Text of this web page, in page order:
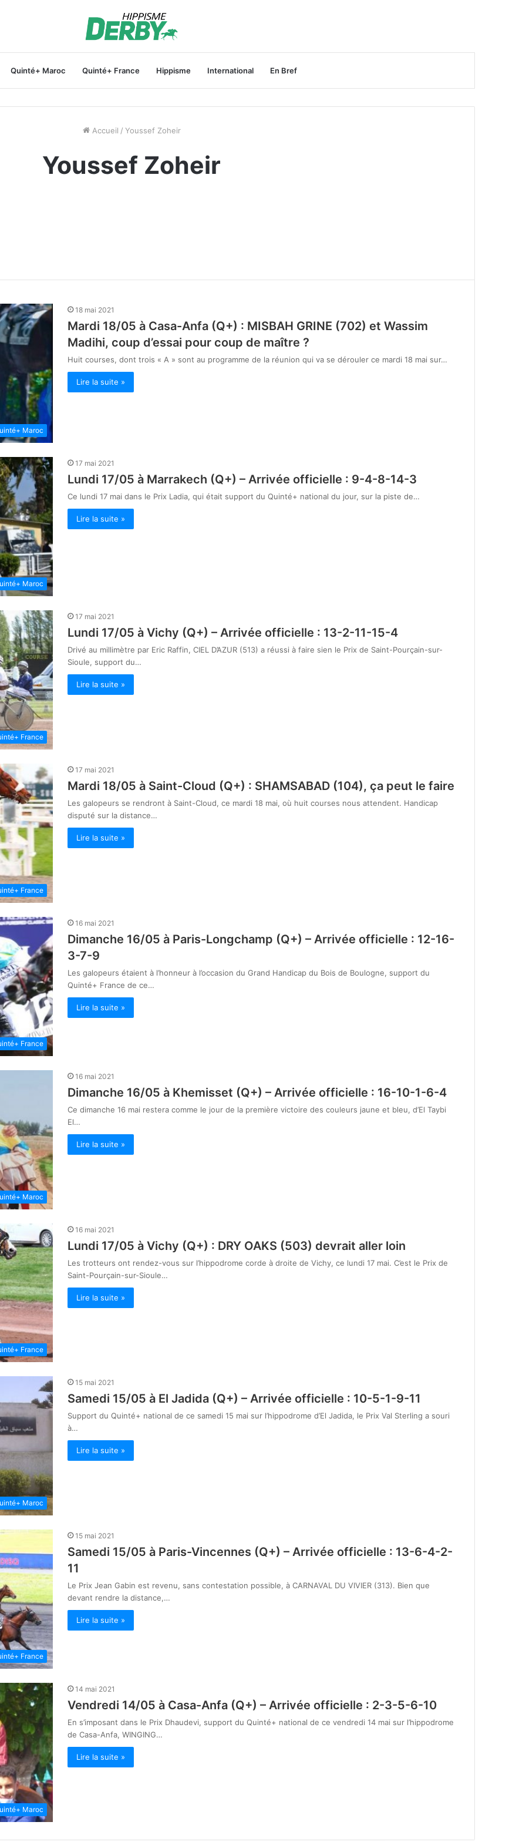
Quinté+ Maroc Quinté+ France Hippisme International En Bref
Accueil / Youssef Zoheir
Youssef Zoheir
Maroc
18 mai 2021
Mardi 18/05 à Casa-Anfa (Q+) : MISBAH GRINE (702) et Wassim
Madihi, coup d’essai pour coup de maître ?
Huit courses, dont trois « A » sont au programme de la réunion qui va se dérouler ce mardi 18 mai sur…
Lire la suite »
Maroc
17 mai 2021
Lundi 17/05 à Marrakech (Q+) – Arrivée officielle : 9-4-8-14-3
Ce lundi 17 mai dans le Prix Ladia, qui était support du Quinté+ national du jour, sur la piste de…
Lire la suite »
France
17 mai 2021
Lundi 17/05 à Vichy (Q+) – Arrivée officielle : 13-2-11-15-4
Drivé au millimètre par Eric Raffin, CIEL D’AZUR (513) a réussi à faire sien le Prix de Saint-Pourçain-sur-
Sioule, support du…
Lire la suite »
France
17 mai 2021
Mardi 18/05 à Saint-Cloud (Q+) : SHAMSABAD (104), ça peut le faire
Les galopeurs se rendront à Saint-Cloud, ce mardi 18 mai, où huit courses nous attendent. Handicap
disputé sur la distance…
Lire la suite »
France
16 mai 2021
Dimanche 16/05 à Paris-Longchamp (Q+) – Arrivée officielle : 12-16-
3-7-9
Les galopeurs étaient à l’honneur à l’occasion du Grand Handicap du Bois de Boulogne, support du
Quinté+ France de ce…
Lire la suite »
Maroc
16 mai 2021
Dimanche 16/05 à Khemisset (Q+) – Arrivée officielle : 16-10-1-6-4
Ce dimanche 16 mai restera comme le jour de la première victoire des couleurs jaune et bleu, d’El Taybi
El…
Lire la suite »
France
16 mai 2021
Lundi 17/05 à Vichy (Q+) : DRY OAKS (503) devrait aller loin
Les trotteurs ont rendez-vous sur l’hippodrome corde à droite de Vichy, ce lundi 17 mai. C’est le Prix de
Saint-Pourçain-sur-Sioule…
Lire la suite »
Maroc
15 mai 2021
Samedi 15/05 à El Jadida (Q+) – Arrivée officielle : 10-5-1-9-11
Support du Quinté+ national de ce samedi 15 mai sur l’hippodrome d’El Jadida, le Prix Val Sterling a souri
à…
Lire la suite »
France
15 mai 2021
Samedi 15/05 à Paris-Vincennes (Q+) – Arrivée officielle : 13-6-4-2-
11
Le Prix Jean Gabin est revenu, sans contestation possible, à CARNAVAL DU VIVIER (313). Bien que
devant rendre la distance,…
Lire la suite »
Maroc
14 mai 2021
Vendredi 14/05 à Casa-Anfa (Q+) – Arrivée officielle : 2-3-5-6-10
En s’imposant dans le Prix Dhaudevi, support du Quinté+ national de ce vendredi 14 mai sur l’hippodrome
de Casa-Anfa, WINGING…
Lire la suite »